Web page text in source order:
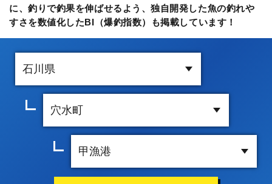
に、釣りで釣果を伸ばせるよう、独自開発した魚の釣れや
すさを数値化したBI（爆釣指数）も掲載しています！